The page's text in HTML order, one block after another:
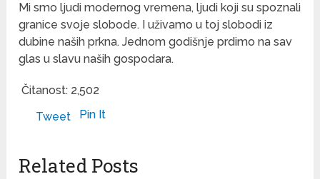
Mi smo ljudi modernog vremena, ljudi koji su spoznali
granice svoje slobode. I uživamo u toj slobodi iz
dubine naših prkna. Jednom godišnje prdimo na sav
glas u slavu naših gospodara.
Čitanost: 2,502
Tweet
Pin It
Related Posts